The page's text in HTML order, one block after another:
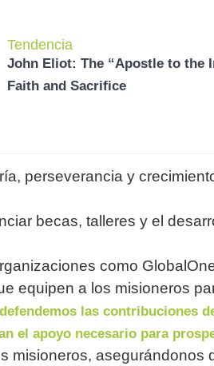
Tendencia
John Eliot: The “Apostle to the
Faith and Sacrifice
perseverancia y
becas, talleres y el
como
equipen a los misioneros
las contribuciones
el apoyo necesario para
misioneros, asegurándonos